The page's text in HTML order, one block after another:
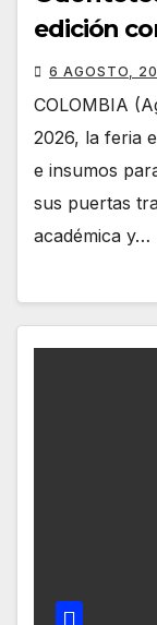
edición
6 AGOSTO,
COLOMBIA
2026, la feria
e insumos
sus puertas
académica y…